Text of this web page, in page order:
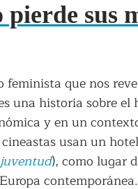
sus
que nos
una historia sobre el
y en un
usan un
), como lugar